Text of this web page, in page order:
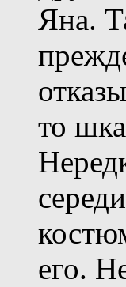
Яна.
то
его.